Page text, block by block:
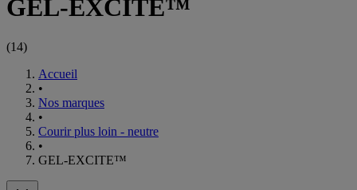
GEL-EXCITE™
(14)
Accueil
•
Nos marques
•
Courir plus loin - neutre
•
GEL-EXCITE™